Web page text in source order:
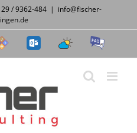
/ 9362-484 | info@fischer-
OWA WetterFAQ